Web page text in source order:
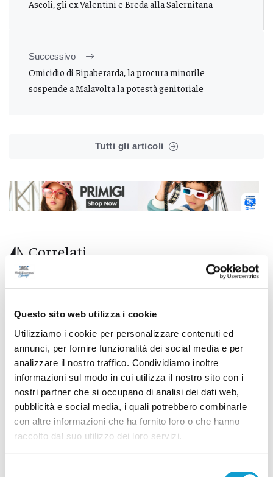
Questo sito web utilizza i cookie
Utilizziamo i cookie per personalizzare contenuti ed
annunci, per fornire funzionalità dei social media e per
analizzare il nostro traffico. Condividiamo inoltre
informazioni sul modo in cui utilizza il nostro sito con i
nostri partner che si occupano di analisi dei dati web,
pubblicità e social media, i quali potrebbero combinarle
con altre informazioni che ha fornito loro o che hanno
raccolto dal suo utilizzo dei loro servizi.
Ascoli, gli ex Valentini e Breda alla Salernitana
Successivo
Omicidio di Ripaberarda, la procura minorile
sospende a Malavolta la potestà genitoriale
Tutti gli articoli
Correlati